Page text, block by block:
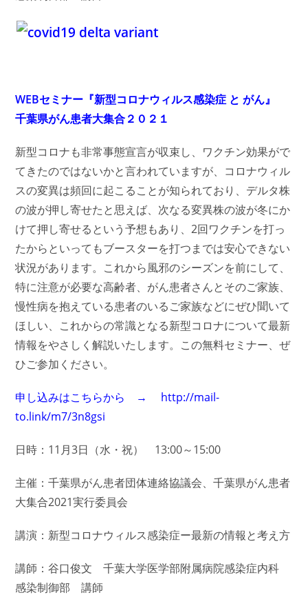
WEBセミナー『新型コロナウィルス感染症 と がん』
千葉県がん患者大集合２０２１
新型コロナも非常事態宣言が収束し、ワクチン効果がで
てきたのではないかと言われていますが、コロナウィル
スの変異は頻回に起こることが知られており、デルタ株
の波が押し寄せたと思えば、次なる変異株の波が冬にか
けて押し寄せるという予想もあり、2回ワクチンを打っ
たからといってもブースターを打つまでは安心できない
状況があります。これから風邪のシーズンを前にして、
特に注意が必要な高齢者、がん患者さんとそのご家族、
慢性病を抱えている患者のいるご家族などにぜひ聞いて
ほしい、これからの常識となる新型コロナについて最新
情報をやさしく解説いたします。この無料セミナー、ぜ
ひご参加ください。
申し込みはこちらから → http://mail-
to.link/m7/3n8gsi
日時：11月3日（水・祝） 13:00～15:00
主催：千葉県がん患者団体連絡協議会、千葉県がん患者
大集合2021実行委員会
講演：新型コロナウィルス感染症ー最新の情報と考え方
講師：谷口俊文 千葉大学医学部附属病院感染症内科
感染制御部 講師